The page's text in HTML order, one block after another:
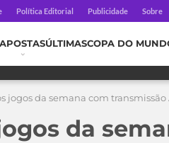
Política Editorial Publicidade Sobre
APOSTASÚLTIMASCOPA DO
jogos da semana com transmissão
da